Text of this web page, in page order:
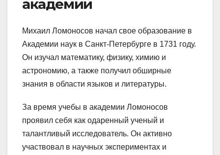
академии
Михаил Ломоносов начал свое образование в
Академии наук в Санкт-Петербурге в 1731 году.
Он изучал математику, физику, химию и
астрономию, а также получил обширные
знания в области языков и литературы.
За время учебы в академии Ломоносов
проявил себя как одаренный ученый и
талантливый исследователь. Он активно
участвовал в научных экспериментах и